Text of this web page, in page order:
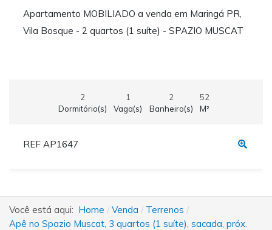
Apartamento MOBILIADO a venda em Maringá PR,
Vila Bosque - 2 quartos (1 suíte) - SPAZIO MUSCAT
2
Dormitório(s)
1
Vaga(s)
2
Banheiro(s)
52
M²
REF AP1647
Você está aqui: Home Venda
Terrenos
Apê no Spazio Muscat, 3 quartos (1 suíte), sacada, próx.